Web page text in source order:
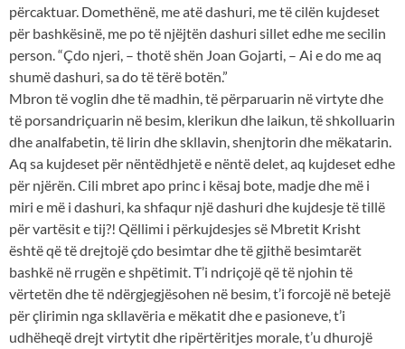
përcaktuar. Domethënë, me atë dashuri, me të cilën kujdeset
për bashkësinë, me po të njëjtën dashuri sillet edhe me secilin
person. “Çdo njeri, – thotë shën Joan Gojarti, – Ai e do me aq
shumë dashuri, sa do të tërë botën.”
Mbron të voglin dhe të madhin, të përparuarin në virtyte dhe
të porsandriçuarin në besim, klerikun dhe laikun, të shkolluarin
dhe analfabetin, të lirin dhe skllavin, shenjtorin dhe mëkatarin.
Aq sa kujdeset për nëntëdhjetë e nëntë delet, aq kujdeset edhe
për njërën. Cili mbret apo princ i kësaj bote, madje dhe më i
miri e më i dashuri, ka shfaqur një dashuri dhe kujdesje të tillë
për vartësit e tij?! Qëllimi i përkujdesjes së Mbretit Krisht
është që të drejtojë çdo besimtar dhe të gjithë besimtarët
bashkë në rrugën e shpëtimit. T’i ndriçojë që të njohin të
vërtetën dhe të ndërgjegjësohen në besim, t’i forcojë në betejë
për çlirimin nga skllavëria e mëkatit dhe e pasioneve, t’i
udhëheqë drejt virtytit dhe ripërtëritjes morale, t’u dhurojë